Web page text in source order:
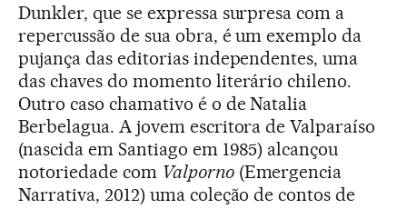
Dunkler, que se expressa surpresa com a
repercussão de sua obra, é um exemplo da
pujança das editorias independentes, uma
das chaves do momento literário chileno.
Outro caso chamativo é o de Natalia
Berbelagua. A jovem escritora de Valparaíso
(nascida em Santiago em 1985) alcançou
notoriedade com Valporno(Emergencia
Narrativa, 2012) uma coleção de contos de